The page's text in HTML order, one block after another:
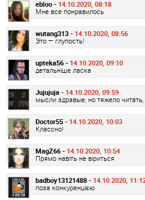
ebloo - 14.10.2020, 08:18
Мне все понравилось
wutang313 - 14.10.2020, 08:56
Это — глупость!
upteka56 - 14.10.2020, 09:10
детальніше ласка
Jujujuja - 14.10.2020, 09:59
мысли здравые, но тяжело
Doctor55 - 14.10.2020, 10:03
Классно!
MagZ66 - 14.10.2020, 10:54
Прямо навіть не віриться
badboy13121488 - 14.10.2020,
поза конкуренцією